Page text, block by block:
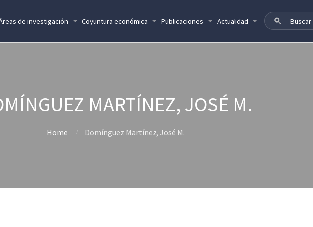
de investigación Coyuntura económica Publicaciones Actualidad
MARTÍNEZ, JOSÉ M.
Home Domínguez Martínez, José M.